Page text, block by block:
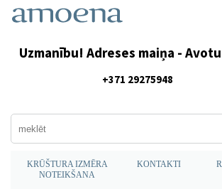
Uzmanību! Adreses maiņa -
+371 29275948
KRŪŠTURA IZMĒRA
NOTEIKŠANA
KONTAKTI